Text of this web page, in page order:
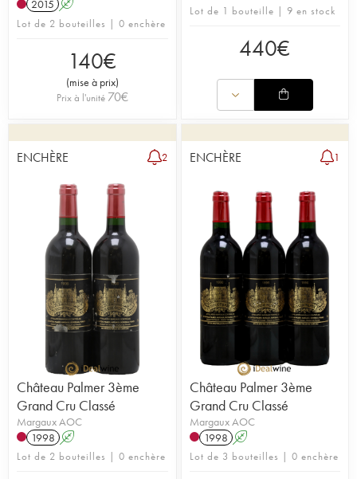
2015 A
Lot de 2 bouteilles | 0 enchère
140€
(mise à prix)
Prix à l'unité 70€
Lot de 1 bouteille | 9 en stock
440€
ENCHÈRE 2
Château Palmer 3ème
Grand Cru Classé
Margaux AOC
1998 A
Lot de 2 bouteilles | 0 enchère
ENCHÈRE 1
Château Palmer 3ème
Grand Cru Classé
Margaux AOC
1998 A
Lot de 3 bouteilles | 0 enchère